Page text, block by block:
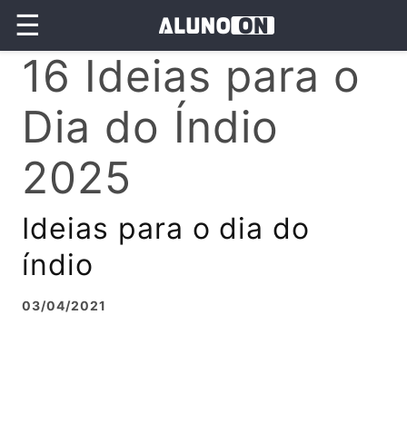
☰
16 Ideias para o
Dia do Índio
2025
Ideias para o dia do
índio
03/04/2021